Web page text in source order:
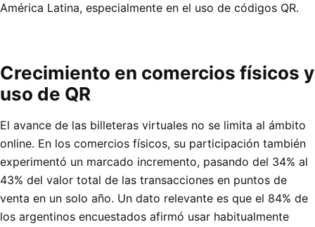
América Latina, especialmente en el uso de códigos QR.
Crecimiento en comercios físicos y
uso de QR
El avance de las billeteras virtuales no se limita al ámbito
online. En los comercios físicos, su participación también
experimentó un marcado incremento, pasando del 34% al
43% del valor total de las transacciones en puntos de
venta en un solo año. Un dato relevante es que el 84% de
los argentinos encuestados afirmó usar habitualmente